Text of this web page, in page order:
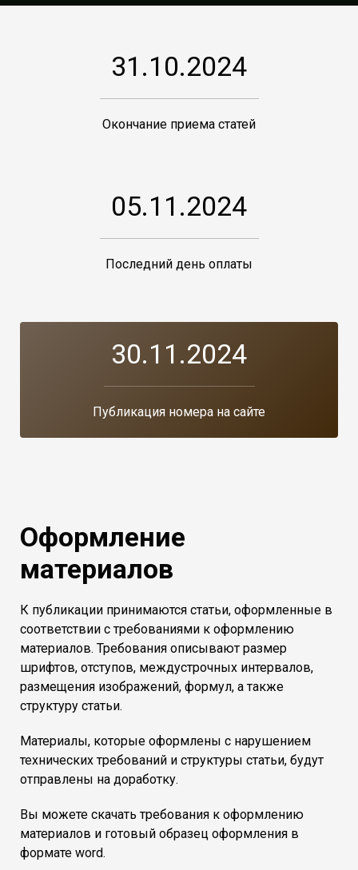
31.10.2024
Окончание приема статей
05.11.2024
Последний день оплаты
30.11.2024
Публикация номера на сайте
Оформление
материалов
К публикации принимаются статьи, оформленные в
соответствии с требованиями к оформлению
материалов. Требования описывают размер
шрифтов, отступов, междустрочных интервалов,
размещения изображений, формул, а также
структуру статьи.
Материалы, которые оформлены с нарушением
технических требований и структуры статьи, будут
отправлены на доработку.
Вы можете скачать требования к оформлению
материалов и готовый образец оформления в
формате word.